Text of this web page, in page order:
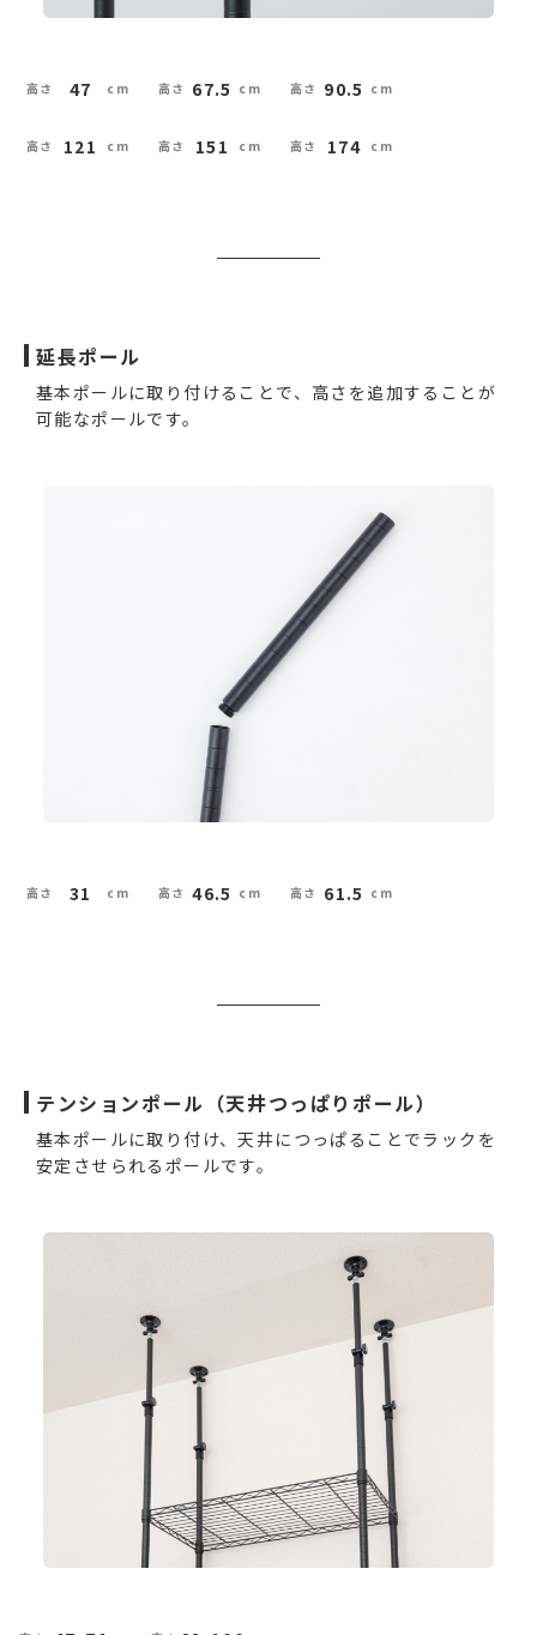
47 67.5 90.5
121 151 174
延長ポール
基本ポールに取り付けることで、高さを追加することが
可能なポールです。
31 46.5 61.5
テンションポール（天井つっぱりポール）
基本ポールに取り付け、天井につっぱることでラックを
安定させられるポールです。